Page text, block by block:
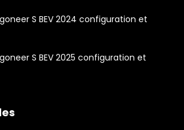
S BEV 2024 configuration et
S BEV 2025 configuration et